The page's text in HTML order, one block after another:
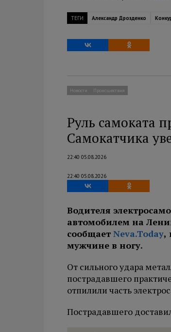
ТЕГИ Александр Дрозденко
Новости Происшествия
Руль самоката
Самокатчика
22:40 05.08.2026
22:40 05.08.2026
Водителя
автомобилем на
сообщает Neva.Today,
мужчине в ногу.
От сильного удара
пострадавшего
отпилили часть
Пострадавшего